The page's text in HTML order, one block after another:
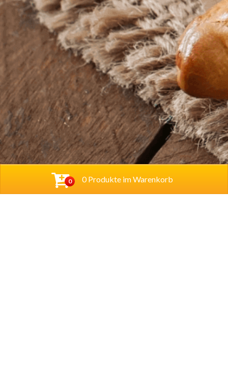
0 0 Produkte im Warenkorb